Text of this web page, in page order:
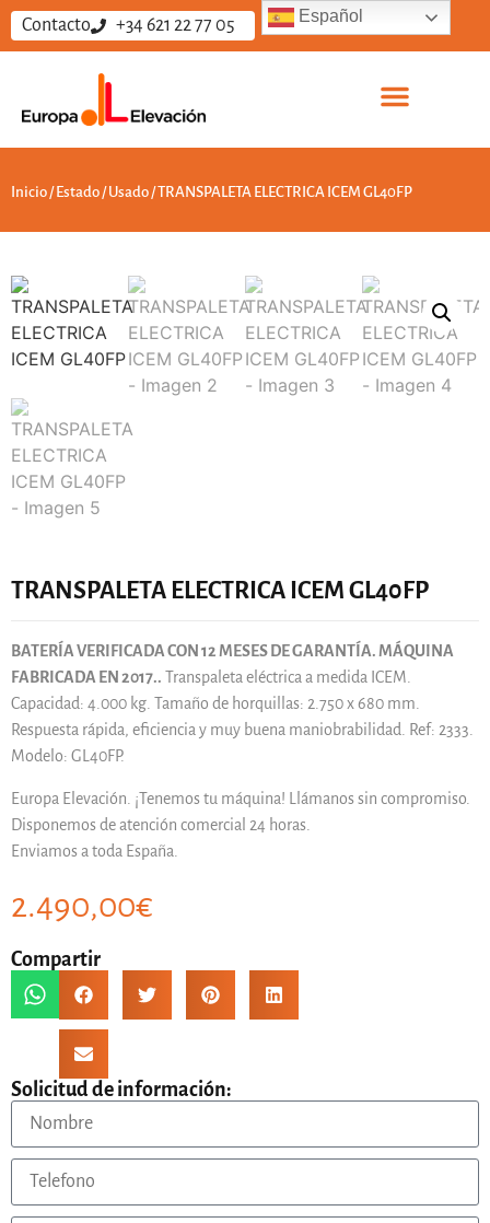
Contacto +34 621 22 77 05
Inicio/ Estado/Usado/ TRANSPALETA ELECTRICA ICEM GL40FP
TRANSPALETA ELECTRICA ICEM GL40FP
BATERÍA VERIFICADA CON 12 MESES DE GARANTÍA. MÁQUINA
FABRICADA EN 2017.. Transpaleta eléctrica a medida ICEM.
Capacidad: 4.000 kg. Tamaño de horquillas: 2.750 x 680 mm.
Respuesta rápida, eficiencia y muy buena maniobrabilidad. Ref: 2333.
Modelo: GL40FP.
Europa Elevación. ¡Tenemos tu máquina! Llámanos sin compromiso.
Disponemos de atención comercial 24 horas.
Enviamos a toda España.
2.490,00€
Compartir
Solicitud de información:
Español